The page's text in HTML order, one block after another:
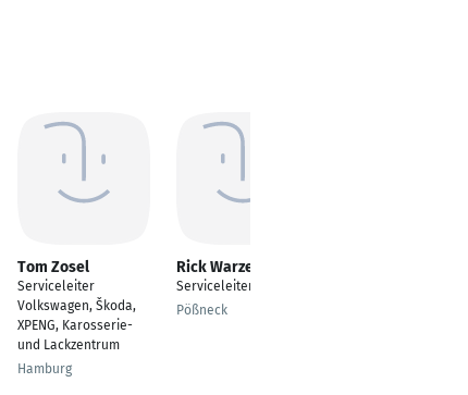
Tom Zosel
Serviceleiter
Volkswagen, Škoda,
XPENG, Karosserie-
und Lackzentrum
Hamburg
Rick Warzel
Serviceleiter
Pößneck